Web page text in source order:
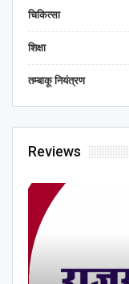
चिकित्सा
शिक्षा
तम्बाकू नियंत्रण
Reviews